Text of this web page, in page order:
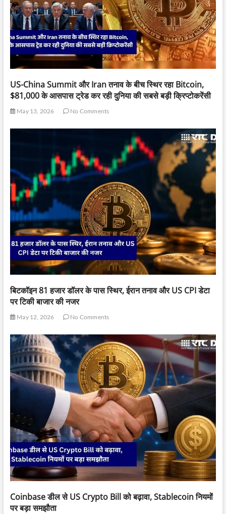
US-China Summit और Iran तनाव के बीच स्थिर रहा Bitcoin,
$81,000 के आसपास ट्रेड कर रही दुनिया की सबसे बड़ी क्रिप्टोकरेंसी
May 13, 2026 No Comments
बिटकॉइन 81 हजार डॉलर के पास स्थिर, ईरान तनाव और US CPI डेटा
पर टिकी बाजार की नजर
May 12, 2026 No Comments
Coinbase डील से US Crypto Bill को बढ़ावा, Stablecoin नियमों
पर बड़ा समझौता